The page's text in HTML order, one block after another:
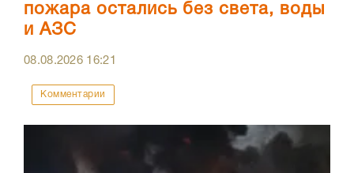
пожара остались без света, воды
и АЗС
08.08.2026 16:21
Комментарии